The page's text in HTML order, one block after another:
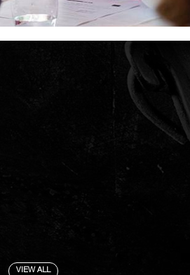
VIEW ALL